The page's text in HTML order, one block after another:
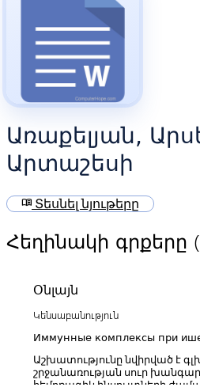
Առաքելյան,
Արտաշեսի
menu_book Տեսնել նյութերը
Հեղինակի գրքերը
Օնլայն
Կենսաբանություն
Иммунные комплексы при
Աշխատությունը նվիրված է
շրջանառության սուր
հեմոռագիկ ինսուլտների